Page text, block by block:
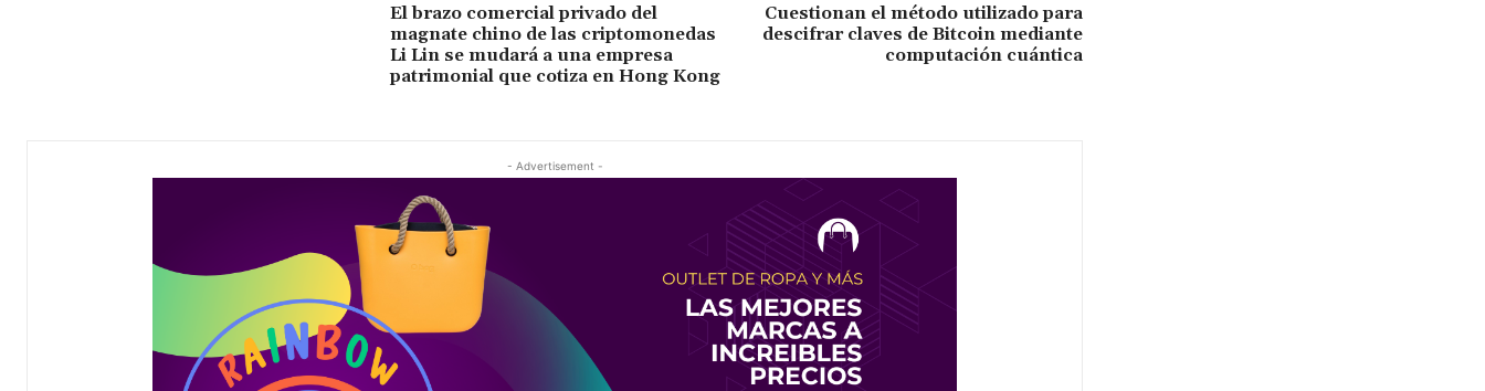
El brazo comercial privado del
magnate chino de las criptomonedas
Li Lin se mudará a una empresa
patrimonial que cotiza en Hong Kong
Cuestionan el método utilizado para
descifrar claves de Bitcoin mediante
computación cuántica
- Advertisement -